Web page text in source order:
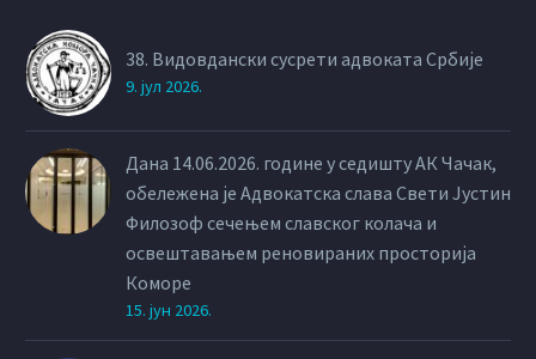
38. Видовдански сусрети адвоката Србије
9. јул 2026.
Дана 14.06.2026. године у седишту АК Чачак,
обележена је Адвокатска слава Свети Јустин
Филозоф сечењем славског колача и
освештавањем реновираних просторија
Коморе
15. јун 2026.